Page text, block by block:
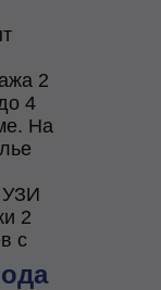
2
4
На
УЗИ
2
с